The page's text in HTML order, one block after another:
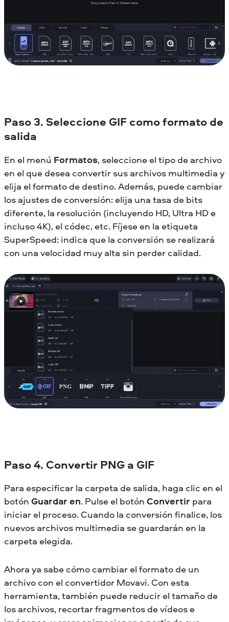
Paso 3. Seleccione GIF como formato de
salida
En el menú Formatos, seleccione el tipo de archivo
en el que desea convertir sus archivos multimedia y
elija el formato de destino. Además, puede cambiar
los ajustes de conversión: elija una tasa de bits
diferente, la resolución (incluyendo HD, Ultra HD e
incluso 4K), el códec, etc. Fíjese en la etiqueta
SuperSpeed: indica que la conversión se realizará
con una velocidad muy alta sin perder calidad.
Paso 4. Convertir PNG a GIF
Para especificar la carpeta de salida, haga clic en el
botón Guardar en. Pulse el botón Convertir para
iniciar el proceso. Cuando la conversión finalice, los
nuevos archivos multimedia se guardarán en la
carpeta elegida.
Ahora ya sabe cómo cambiar el formato de un
archivo con el convertidor Movavi. Con esta
herramienta, también puede reducir el tamaño de
los archivos, recortar fragmentos de vídeos e